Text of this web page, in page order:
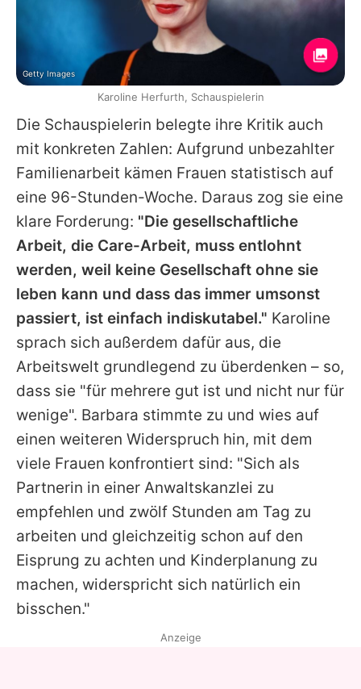
Die Schauspielerin belegte ihre Kritik auch
mit konkreten Zahlen: Aufgrund unbezahlter
Familienarbeit kämen Frauen statistisch auf
eine 96-Stunden-Woche. Daraus zog sie eine
klare Forderung: "Die gesellschaftliche
Arbeit, die Care-Arbeit, muss entlohnt
werden, weil keine Gesellschaft ohne sie
leben kann und dass das immer umsonst
passiert, ist einfach indiskutabel." Karoline
sprach sich außerdem dafür aus, die
Arbeitswelt grundlegend zu überdenken – so,
dass sie "für mehrere gut ist und nicht nur für
wenige". Barbara stimmte zu und wies auf
einen weiteren Widerspruch hin, mit dem
viele Frauen konfrontiert sind: "Sich als
Partnerin in einer Anwaltskanzlei zu
empfehlen und zwölf Stunden am Tag zu
arbeiten und gleichzeitig schon auf den
Eisprung zu achten und Kinderplanung zu
machen, widerspricht sich natürlich ein
bisschen."
Getty Images
Karoline Herfurth, Schauspielerin
Anzeige